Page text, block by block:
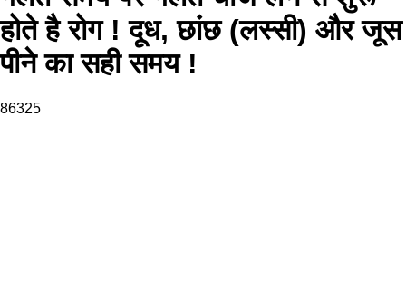
होते है रोग ! दूध, छांछ (लस्सी) और जूस
पीने का सही समय !
86325